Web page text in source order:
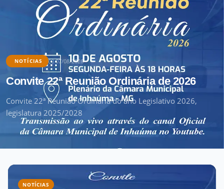
NOTÍCIAS 07/08/2026
Convite 22ª Reunião Ordinária de 2026
Convite 22ª Reunião Ordinária do ano Legislativo 2026,
legislatura 2025/2028
NOTÍCIAS